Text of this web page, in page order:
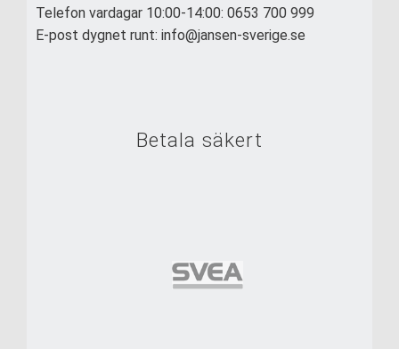
Telefon vardagar 10:00-14:00: 0653 700 999
E-post dygnet runt: info@jansen-sverige.se
Betala säkert